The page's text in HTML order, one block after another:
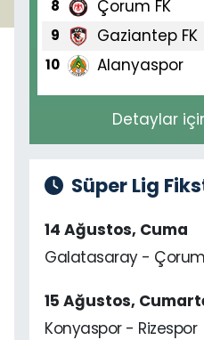
8 Çorum FK
9 Gaziantep FK
10 Alanyaspor
Detaylar
Süper Lig
14 Ağustos, Cuma
Galatasaray - Çorum
15 Ağustos,
Konyaspor - Rizespor